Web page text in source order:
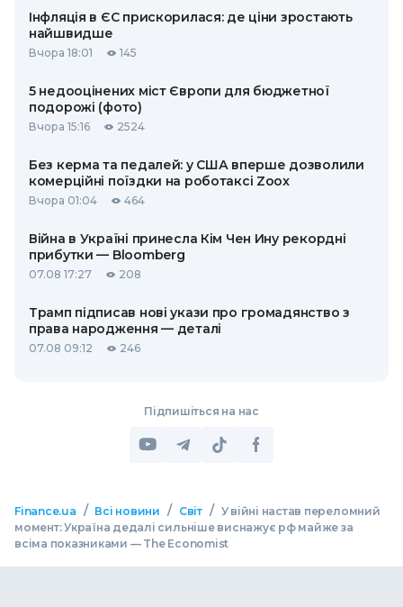
Інфляція в ЄС прискорилася: де ціни зростають
найшвидше
Вчора 18:01 145
5 недооцінених міст Європи для бюджетної
подорожі (фото)
Вчора 15:16 2524
Без керма та педалей: у США вперше дозволили
комерційні поїздки на роботаксі Zoox
Вчора 01:04 464
Війна в Україні принесла Кім Чен Ину рекордні
прибутки — Bloomberg
07.08 17:27 208
Трамп підписав нові укази про громадянство з
права народження — деталі
07.08 09:12 246
Підпишіться на нас
Finance.ua / Всі новини / Світ / У війні настав переломний
момент: Україна дедалі сильніше виснажує рф майже за
всіма показниками — The Economist